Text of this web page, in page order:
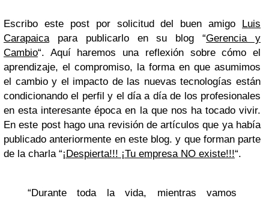
Escribo este post por solicitud del buen amigo
Luis
Carapaicapara publicarlo en su blog “Gerencia y
Cambio“. Aquí haremos una reflexión sobre cómo el
aprendizaje, el compromiso, la forma en que asumimos
el cambio y el impacto de las nuevas tecnologías están
condicionando el perfil y el día a día de los profesionales
en esta interesante época en la que nos ha tocado vivir.
En este post hago una revisión de artículos que ya había
publicado anteriormente en este blog. y que forman parte
de la charla “¡Despierta!!! ¡Tu empresa NO existe!!!“.
“Durante toda la vida, mientras vamos